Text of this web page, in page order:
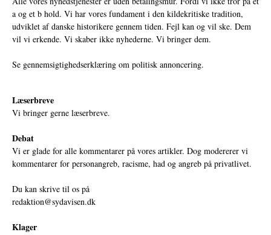
a og et b hold. Vi har vores fundament i den kildekritiske tradition,
udviklet af danske historikere gennem tiden. Fejl kan og vil ske. Dem
vil vi erkende. Vi skaber ikke nyhederne. Vi bringer dem.
Se gennemsigtighedserklæring om politisk annoncering.
Læserbreve
Vi bringer gerne læserbreve.
Debat
Vi er glade for alle kommentarer på vores artikler. Dog modererer vi
kommentarer for personangreb, racisme, had og angreb på privatlivet.
Du kan skrive til os på
redaktion@sydavisen.dk
Klager